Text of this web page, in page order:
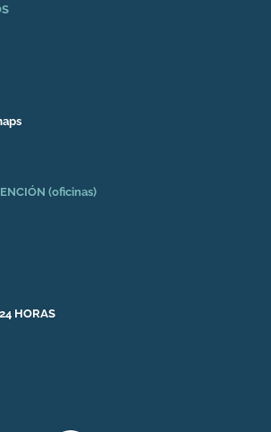
(oficinas)
HORAS